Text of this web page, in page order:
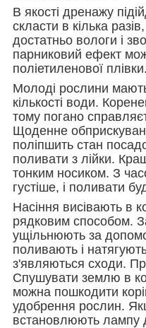
В якості дренажу
скласти в кілька
достатньо вологи і
парниковий ефект
поліетиленової плівки.
Молоді рослини
кількості води.
тому погано
Щоденне
поліпшить стан
поливати з лійки.
тонким носиком. З
густіше, і поливати
Насіння висівають в
рядковим способом.
ущільнюють за
поливають і
з'являються сходи.
Спушувати землю в
можна пошкодити
удобрення рослин.
встановлюють лампу